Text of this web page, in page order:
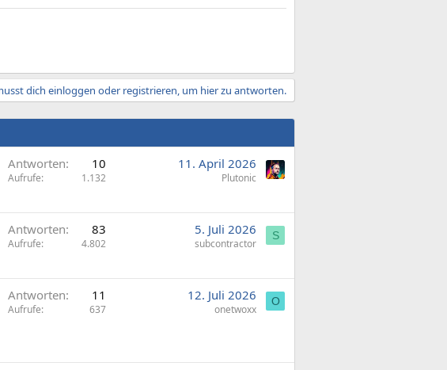
dich einloggen oder registrieren, um hier zu antworten.
Antworten 10
Aufrufe 1.132
11. April 2026
Plutonic
Antworten 83
Aufrufe 4.802
5. Juli 2026
subcontractor
S
Antworten 11
Aufrufe 637
12. Juli 2026
onetwoxx
O